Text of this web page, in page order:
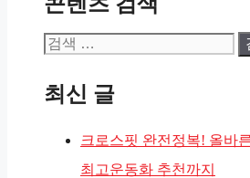
검
최신 글
크로스핏 완전정복! 올바
최고운동화 추천까지